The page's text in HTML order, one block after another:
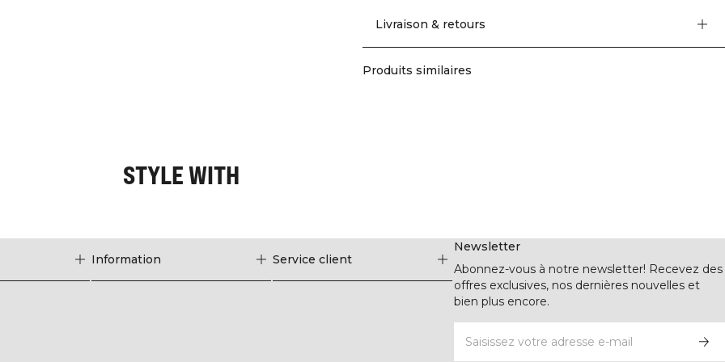
encolure côtelée, il est parfait pour la salle de sport, le travail ou pour se
Livraison & retours
Produits similaires
STYLE WITH
Information Service client
Newsletter
Abonnez-vous à notre newsletter! Recevez des
offres exclusives, nos dernières nouvelles et
bien plus encore.